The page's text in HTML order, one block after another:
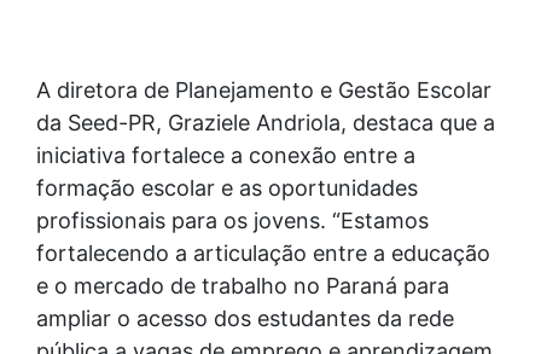
A diretora de Planejamento e Gestão Escolar
da Seed-PR, Graziele Andriola, destaca que a
iniciativa fortalece a conexão entre a
formação escolar e as oportunidades
profissionais para os jovens. “Estamos
fortalecendo a articulação entre a educação
e o mercado de trabalho no Paraná para
ampliar o acesso dos estudantes da rede